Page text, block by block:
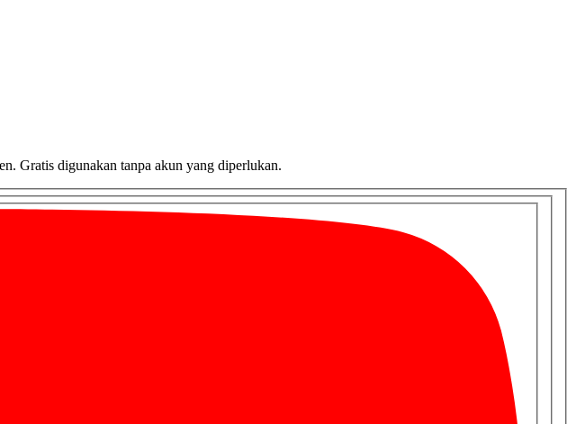
Gratis digunakan tanpa akun yang diperlukan.